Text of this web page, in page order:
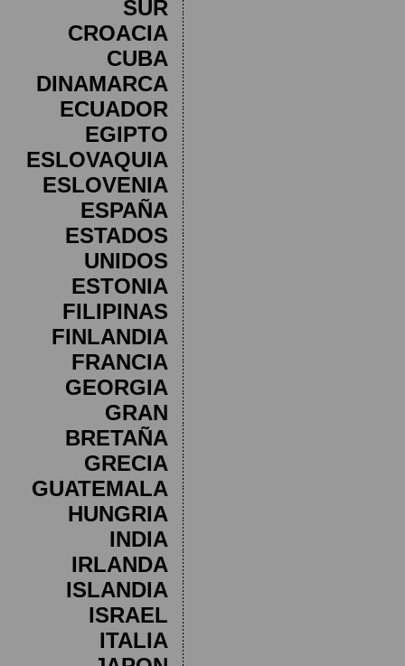
SUR
CROACIA
CUBA
DINAMARCA
ECUADOR
EGIPTO
ESLOVAQUIA
ESLOVENIA
ESPAÑA
ESTADOS
UNIDOS
ESTONIA
FILIPINAS
FINLANDIA
FRANCIA
GEORGIA
GRAN
BRETAÑA
GRECIA
GUATEMALA
HUNGRIA
INDIA
IRLANDA
ISLANDIA
ISRAEL
ITALIA